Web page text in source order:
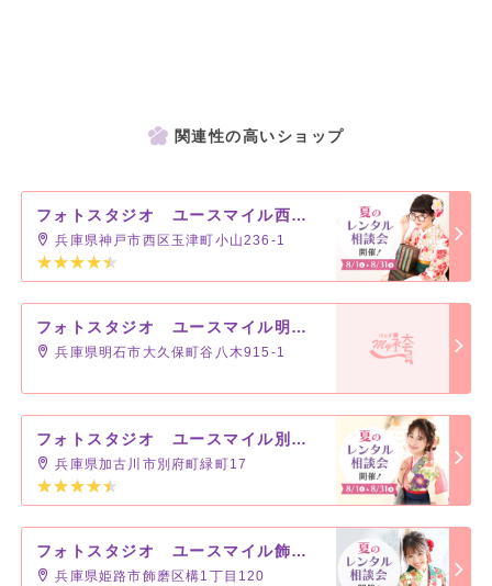
関連性の高いショップ
フォトスタジオ ユースマイル西神戸店
兵庫県神戸市西区玉津町小山236-1
フォトスタジオ ユースマイル明石店
兵庫県明石市大久保町谷八木915-1
フォトスタジオ ユースマイル別府店
兵庫県加古川市別府町緑町17
フォトスタジオ ユースマイル飾磨店
兵庫県姫路市飾磨区構1丁目120